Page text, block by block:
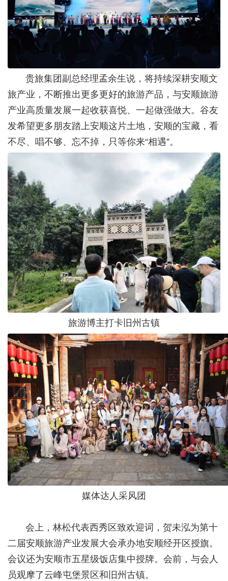
贵旅集团副总经理孟余生说，将持续深耕安顺文
旅产业，不断推出更多更好的旅游产品，与安顺旅游
产业高质量发展一起收获喜悦、一起做强做大。谷友
发希望更多朋友踏上安顺这片土地，安顺的宝藏，看
不尽、唱不够、忘不掉，只等你来“相遇”。
旅游博主打卡旧州古镇
媒体达人采风团
会上，林松代表西秀区致欢迎词，贺未泓为第十
二届安顺旅游产业发展大会承办地安顺经开区授旗。
会议还为安顺市五星级饭店集中授牌。会前，与会人
员观摩了云峰屯堡景区和旧州古镇。